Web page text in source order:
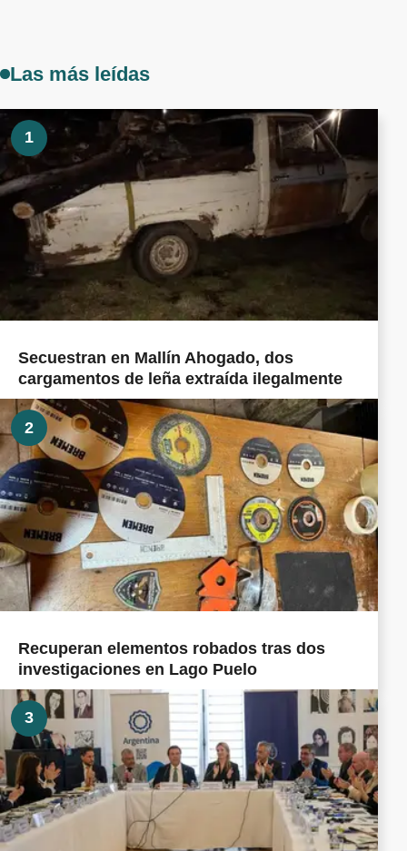
Las más leídas
1
Secuestran en Mallín Ahogado, dos
cargamentos de leña extraída ilegalmente
2
Recuperan elementos robados tras dos
investigaciones en Lago Puelo
3